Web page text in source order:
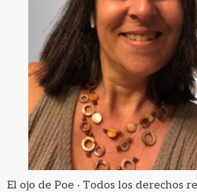
El ojo de Poe · Todos los derechos